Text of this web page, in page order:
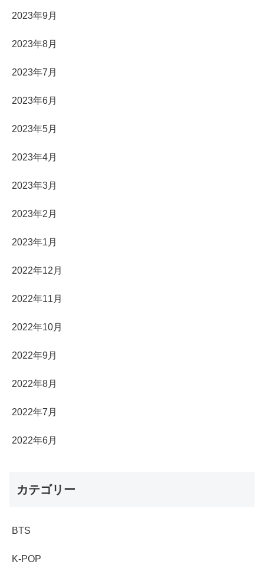
2023年9月
2023年8月
2023年7月
2023年6月
2023年5月
2023年4月
2023年3月
2023年2月
2023年1月
2022年12月
2022年11月
2022年10月
2022年9月
2022年8月
2022年7月
2022年6月
カテゴリー
BTS
K-POP